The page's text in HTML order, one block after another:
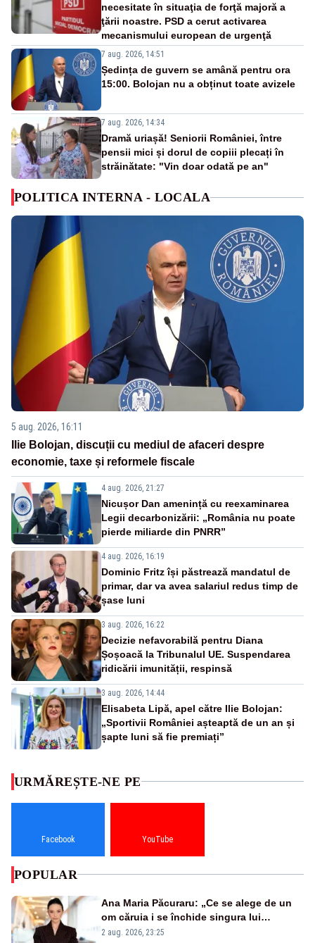
necesitate în situaţia de forţă majoră a
ţării noastre. PSD a cerut activarea
mecanismului european de urgenţă
7 aug. 2026, 14:51
Ședința de guvern se amână pentru ora
15:00. Bolojan nu a obținut toate avizele
7 aug. 2026, 14:34
Dramă uriașă! Seniorii României, între
pensii mici și dorul de copiii plecați în
străinătate: "Vin doar odată pe an"
POLITICA INTERNA - LOCALA
5 aug. 2026, 16:11
Ilie Bolojan, discuții cu mediul de afaceri despre
economie, taxe și reformele fiscale
4 aug. 2026, 21:27
Nicușor Dan amenință cu reexaminarea
Legii decarbonizării: „România nu poate
pierde miliarde din PNRR”
4 aug. 2026, 16:19
Dominic Fritz își păstrează mandatul de
primar, dar va avea salariul redus timp de
șase luni
3 aug. 2026, 16:22
Decizie nefavorabilă pentru Diana
Șoșoacă la Tribunalul UE. Suspendarea
ridicării imunității, respinsă
3 aug. 2026, 14:44
Elisabeta Lipă, apel către Ilie Bolojan:
„Sportivii României așteaptă de un an și
șapte luni să fie premiați”
URMĂREȘTE-NE PE
Facebook YouTube
POPULAR
Ana Maria Păcuraru: „Ce se alege de un
om căruia i se închide singura lui
portiță?”
2 aug. 2026, 23:25